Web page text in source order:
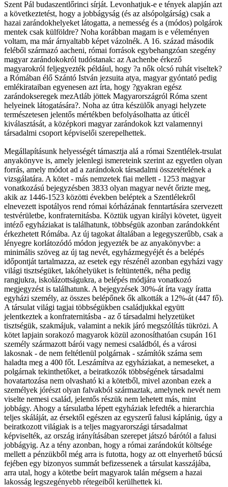
Szent Pál budaszentlőrinci sírját. Levonhatjuk-e e tények alapján azt
a következtetést, hogy a jobbágyság (és az alsópolgárság) csak a
hazai zarándokhelyeket látogatta, a nemesség és a (módos) polgárok
mentek csak külföldre? Noha korábban magam is e véleményen
voltam, ma már árnyaltabb képet vázolnék. A 16. század második
feléből származó aacheni, római források egybehangzóan szegény
magyar zarándokokról tudóstanak: az Aachenbe érkező
magyarokról feljegyezték például, hogy ?a nők olcsó ruhát viseltek?
a Rómában élő Szántó István jezsuita atya, magyar gyóntató pedig
emlékirataiban egyenesen azt írta, hogy ?gyakran egész
zarándokseregek mezAtláb jöttek Magyarországról Róma szent
helyeinek látogatására?. Noha az útra készülők anyagi helyzete
természetesen jelentős mértékben befolyásolhatta az úticél
kiválasztását, a középkori magyar zarándokok kzt valamennyi
társadalmi csoport képviselői szerepelhettek.
Megállapításunk helyességét támasztja alá a római Szentlélek-trsulat
anyakönyve is, amely jelenlegi ismereteink szerint az egyetlen olyan
forrás, amely módot ad a zarándokok társadalmi összetételének a
vizsgálatára. A kötet - más nemzetek fiai mellett - 1253 magyar
vonatkozású bejegyzésben 3833 olyan magyar nevét őrizte meg,
akik az 1446-1523 közötti években beléptek a Szentlélekről
elnevezett ispotályos rend római kórházának fenntartására szervezett
testvérületbe, konfraternitásba. Köztük ugyan királyi követet, ügyeit
intéző egyháziakat is találhatunk, többségük azonban zarándokként
érkezhetett Rómába. Az új tagokat általában a legegyszerűbb, csak a
lényegre korlátozódó módon jegyezték be az anyakönyvbe: a
minimális szöveg az új tag nevét, egyházmegyéjét és a belépés
időpontját tartalmazza, az esetek egy részénél azonban egyházi vagy
világi tisztségüket, lakóhelyüket is feltüntették, néha pedig
rangjukra, iskolázottságukra, a belépés módjára vonatkozó
megjegyzést is találhatunk. A bejegyzések 30%-át írta vagy íratta
egyházi személy, az összes belépőnek ők alkották a 12%-át (447 fő).
A társulat világi tagjai többségükben családjukkal együtt
jelentkeztek a konfraternitásba - az ő társadalmi helyzetüket
tisztségük, szakmájuk, valamint a nekik járó megszólítás tükrözi. A
kötet lapjain sorakozó magyarok közül azonosíthatóan csupán 161
személy származott bárói vagy nemesi családból, és a városi
lakosnak - de nem feltétlenül polgárnak - számítók száma sem
haladta meg a 400 főt. Leszámítva az egyháziakat, a nemeseket, a
polgárnak tekinthetőket, a beiratkozók többségének társadalmi
hovatartozása nem olvasható ki a kötetből, mivel azonban ezek a
személyek jórészt olyan falvakból származtak, amelynek nevét nem
viselte nemesi család, jelentős részük nem lehetett más, mint
jobbágy. Ahogy a társulatba lépett egyháziak lefedték a hierarchia
teljes skáláját, az érsektől egészen az egyszerű falusi káplánig, úgy a
beiratkozott világiak is a teljes magyarországi társadalmat
képviselték, az ország irányításában szerepet játszó bárótól a falusi
jobbágyig. Az a tény azonban, hogy a római zarándokút költsége
mellett a pénzükből még arra is futotta, hogy az ott elnyerhető búcsú
fejében egy bizonyos summát befizessenek a társulat kasszájába,
arra utal, hogy a kötetbe beírt magyarok talán mégsem a hazai
lakosság legszegényebb rétegeiből kerülhettek ki.